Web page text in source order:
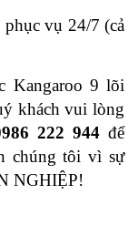
vụ 24/7 (cả
Kangaroo 9 lõi
khách vui lòng
222 944để
chúng tôi vì sự
NGHIỆP!